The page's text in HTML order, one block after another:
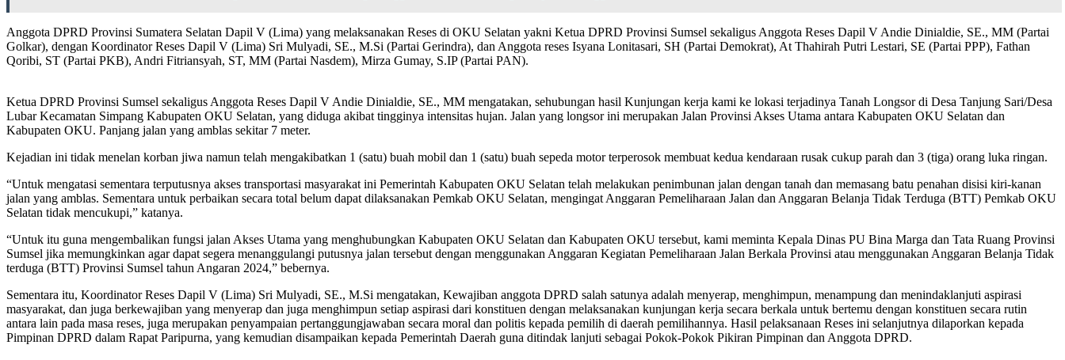
Anggota DPRD Provinsi Sumatera Selatan Dapil V (Lima) yang melaksanakan Reses di OKU Selatan yakni Ketua DPRD Provinsi Sumsel sekaligus Anggota Reses Dapil V Andie Dinialdie, SE., MM (Partai
Golkar), dengan Koordinator Reses Dapil V (Lima) Sri Mulyadi, SE., M.Si (Partai Gerindra), dan Anggota reses Isyana Lonitasari, SH (Partai Demokrat), At Thahirah Putri Lestari, SE (Partai PPP), Fathan
Qoribi, ST (Partai PKB), Andri Fitriansyah, ST, MM (Partai Nasdem), Mirza Gumay, S.IP (Partai PAN).
Ketua DPRD Provinsi Sumsel sekaligus Anggota Reses Dapil V Andie Dinialdie, SE., MM mengatakan, sehubungan hasil Kunjungan kerja kami ke lokasi terjadinya Tanah Longsor di Desa Tanjung Sari/Desa
Lubar Kecamatan Simpang Kabupaten OKU Selatan, yang diduga akibat tingginya intensitas hujan. Jalan yang longsor ini merupakan Jalan Provinsi Akses Utama antara Kabupaten OKU Selatan dan
Kabupaten OKU. Panjang jalan yang amblas sekitar 7 meter.
Kejadian ini tidak menelan korban jiwa namun telah mengakibatkan 1 (satu) buah mobil dan 1 (satu) buah sepeda motor terperosok membuat kedua kendaraan rusak cukup parah dan 3 (tiga) orang luka ringan.
“Untuk mengatasi sementara terputusnya akses transportasi masyarakat ini Pemerintah Kabupaten OKU Selatan telah melakukan penimbunan jalan dengan tanah dan memasang batu penahan disisi kiri-kanan
jalan yang amblas. Sementara untuk perbaikan secara total belum dapat dilaksanakan Pemkab OKU Selatan, mengingat Anggaran Pemeliharaan Jalan dan Anggaran Belanja Tidak Terduga (BTT) Pemkab OKU
Selatan tidak mencukupi,” katanya.
“Untuk itu guna mengembalikan fungsi jalan Akses Utama yang menghubungkan Kabupaten OKU Selatan dan Kabupaten OKU tersebut, kami meminta Kepala Dinas PU Bina Marga dan Tata Ruang Provinsi
Sumsel jika memungkinkan agar dapat segera menanggulangi putusnya jalan tersebut dengan menggunakan Anggaran Kegiatan Pemeliharaan Jalan Berkala Provinsi atau menggunakan Anggaran Belanja Tidak
terduga (BTT) Provinsi Sumsel tahun Angaran 2024,” bebernya.
Sementara itu, Koordinator Reses Dapil V (Lima) Sri Mulyadi, SE., M.Si mengatakan, Kewajiban anggota DPRD salah satunya adalah menyerap, menghimpun, menampung dan menindaklanjuti aspirasi
masyarakat, dan juga berkewajiban yang menyerap dan juga menghimpun setiap aspirasi dari konstituen dengan melaksanakan kunjungan kerja secara berkala untuk bertemu dengan konstituen secara rutin
antara lain pada masa reses, juga merupakan penyampaian pertanggungjawaban secara moral dan politis kepada pemilih di daerah pemilihannya. Hasil pelaksanaan Reses ini selanjutnya dilaporkan kepada
Pimpinan DPRD dalam Rapat Paripurna, yang kemudian disampaikan kepada Pemerintah Daerah guna ditindak lanjuti sebagai Pokok-Pokok Pikiran Pimpinan dan Anggota DPRD.